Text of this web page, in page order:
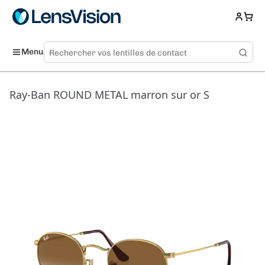
Menu
Ray-Ban ROUND METAL marron sur or S